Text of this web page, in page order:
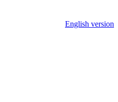
English version